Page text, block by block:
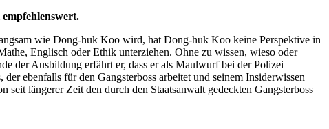
wie Dong-huk Koo wird, hat Dong-huk Koo keine Perspektive in
Englisch oder Ethik unterziehen. Ohne zu wissen, wieso oder
der Ausbildung erfährt er, dass er als Maulwurf bei der Polizei
ebenfalls für den Gangsterboss arbeitet und seinem Insiderwissen
längerer Zeit den durch den Staatsanwalt gedeckten Gangsterboss